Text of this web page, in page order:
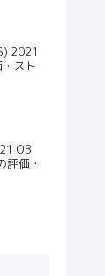
2021
スト
OB
価・